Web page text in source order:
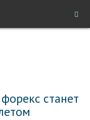
станет